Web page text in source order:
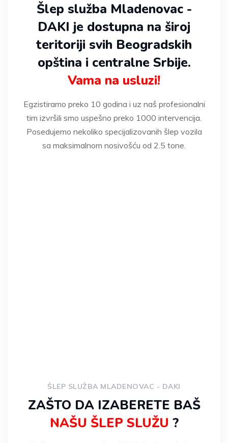
Šlep služba Mladenovac -
DAKI je dostupna na široj
teritoriji svih Beogradskih
opština i centralne Srbije.
Vama na usluzi!
Egzistiramo preko 10 godina i uz naš profesionalni
tim izvršili smo uspešno preko 1000 intervencija.
Posedujemo nekoliko specijalizovanih šlep vozila
sa maksimalnom nosivošću od 2.5 tone.
ŠLEP SLUŽBA MLADENOVAC - DAKI
ZAŠTO DA IZABERETE BAŠ
NAŠU ŠLEP SLUŽU ?